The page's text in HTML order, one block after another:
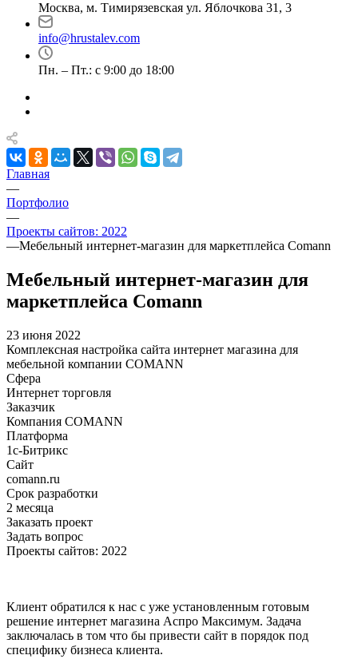
Москва, м. Тимирязевская ул. Яблочкова 31, 3
info@hrustalev.com
Пн. – Пт.: с 9:00 до 18:00
Главная
—
Портфолио
—
Проекты сайтов: 2022
—Мебельный интернет-магазин для маркетплейса Comann
Мебельный интернет-магазин для
маркетплейса Comann
23 июня 2022
Комплексная настройка сайта интернет магазина для
мебельной компании COMANN
Сфера
Интернет торговля
Заказчик
Компания COMANN
Платформа
1с-Битрикс
Сайт
comann.ru
Срок разработки
2 месяца
Заказать проект
Задать вопрос
Проекты сайтов: 2022
Клиент обратился к нас с уже установленным готовым
решение интернет магазина Аспро Максимум. Задача
заключалась в том что бы привести сайт в порядок под
специфику бизнеса клиента.